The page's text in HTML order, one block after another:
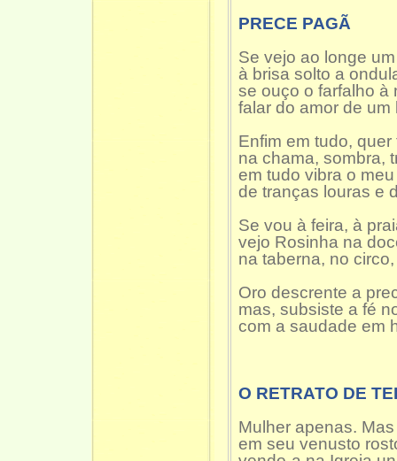
PRECE PAGÃ
Se vejo ao longe
à brisa solto a
se ouço o farfalho à
falar do amor de um
Enfim em tudo,
na chama, sombra,
em tudo vibra o
de tranças louras e
Se vou à feira, à
vejo Rosinha na
na taberna, no
Oro descrente a
mas, subsiste a fé
com a saudade em
O RETRATO DE
Mulher apenas.
em seu venusto